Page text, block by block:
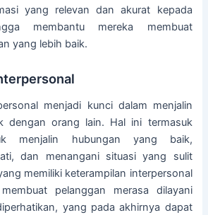
yang relevan dan akurat kepada
membantu mereka membuat
yang lebih baik.
menjadi kunci dalam menjalin
dengan orang lain. Hal ini termasuk
menjalin hubungan yang baik,
dan menangani situasi yang sulit
memiliki keterampilan interpersonal
pelanggan merasa dilayani
yang pada akhirnya dapat